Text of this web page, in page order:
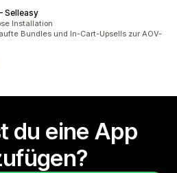
Selleasy
Installation
Bundles und In-Cart-Upsells zur AOV-
du eine App